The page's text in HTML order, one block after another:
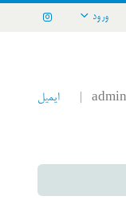
ورود
ایمیل